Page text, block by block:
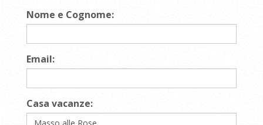
Nome e Cognome:
Email:
Casa vacanze: